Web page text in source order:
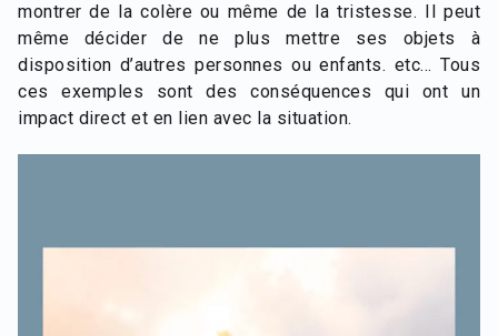
montrer de la colère ou même de la tristesse. Il peut
même décider de ne plus mettre ses objets à
disposition d’autres personnes ou enfants. etc… Tous
ces exemples sont des conséquences qui ont un
impact direct et en lien avec la situation.